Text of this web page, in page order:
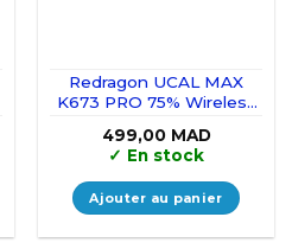
Redragon UCAL MAX
K673 PRO 75% Wireless
499,00 MAD
✓ En stock
Ajouter au panier